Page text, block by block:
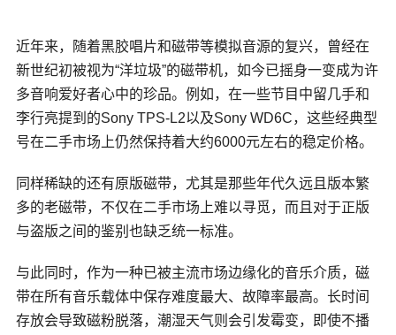
近年来，随着黑胶唱片和磁带等模拟音源的复兴，曾经在
新世纪初被视为“洋垃圾”的磁带机，如今已摇身一变成为许
多音响爱好者心中的珍品。例如，在一些节目中留几手和
李行亮提到的Sony TPS-L2以及Sony WD6C，这些经典型
号在二手市场上仍然保持着大约6000元左右的稳定价格。
同样稀缺的还有原版磁带，尤其是那些年代久远且版本繁
多的老磁带，不仅在二手市场上难以寻觅，而且对于正版
与盗版之间的鉴别也缺乏统一标准。
与此同时，作为一种已被主流市场边缘化的音乐介质，磁
带在所有音乐载体中保存难度最大、故障率最高。长时间
存放会导致磁粉脱落，潮湿天气则会引发霉变，即使不播